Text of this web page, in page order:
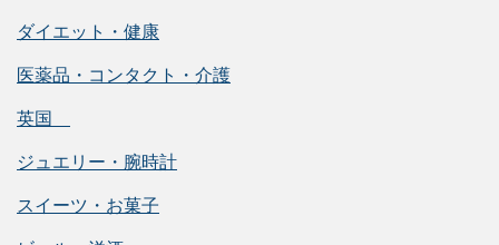
ダイエット・健康
医薬品・コンタクト・介護
英国
ジュエリー・腕時計
スイーツ・お菓子